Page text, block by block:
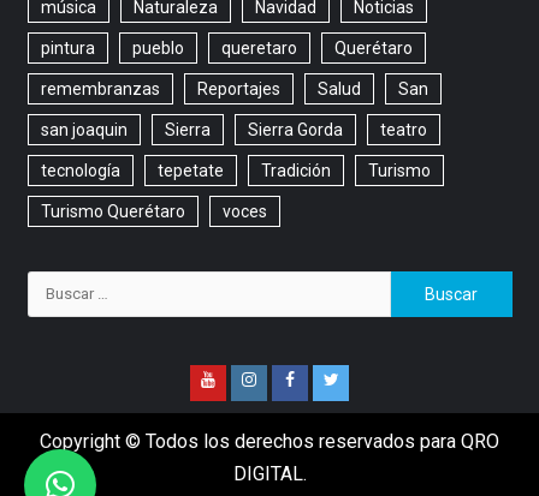
música Naturaleza Navidad Noticias
pintura pueblo queretaro Querétaro
remembranzas Reportajes Salud San
san joaquin Sierra Sierra Gorda teatro
tecnología tepetate Tradición Turismo
Turismo Querétaro voces
Copyright © Todos los derechos reservados para QRO
DIGITAL.